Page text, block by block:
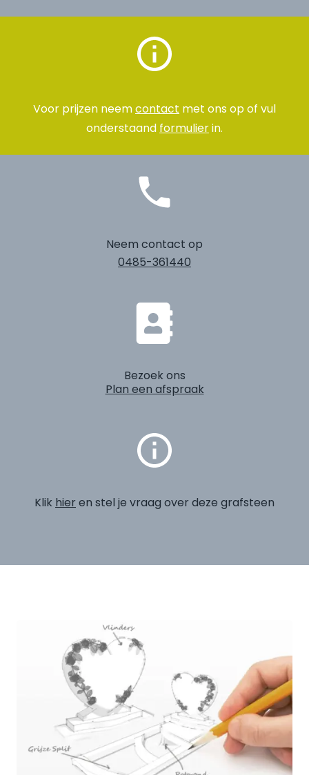
Voor prijzen neemcontact met ons op of vul
onderstaand formulierin.
Neem contact op
0485-361440
Bezoek ons
Plan een afspraak
Klik hier en stel je vraag over deze grafsteen